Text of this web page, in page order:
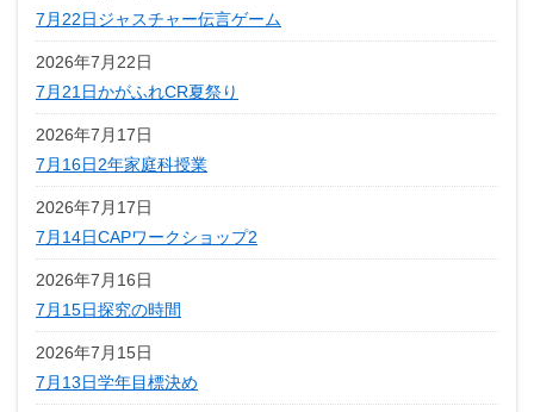
7月22日ジャスチャー伝言ゲーム
2026年7月22日
7月21日かがふれCR夏祭り
2026年7月17日
7月16日2年家庭科授業
2026年7月17日
7月14日CAPワークショップ2
2026年7月16日
7月15日探究の時間
2026年7月15日
7月13日学年目標決め